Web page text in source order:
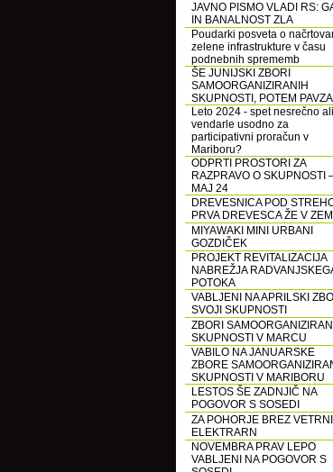
JAVNO PISMO VLADI RS:
IN BANALNOST ZLA
Poudarki posveta o
zelene infrastrukture v času
podnebnih sprememb
ŠE JUNIJSKI ZBORI
SAMOORGANIZIRANIH
SKUPNOSTI, POTEM PAVZA
Leto 2024 - spet nesrečno ali
vendarle usodno za
participativni proračun v
Mariboru?
ODPRTI PROSTORI ZA
RAZPRAVO O SKUPNOSTI
MAJ 24
DREVESNICA POD
PRVA DREVESCA ŽE V
MIYAWAKI MINI URBANI
GOZDIČEK
PROJEKT REVITALIZACIJA
NABREŽJA
POTOKA
VABLJENI NA APRILSKI
SVOJI SKUPNOSTI
ZBORI
SKUPNOSTI V MARCU
VABILO NA JANUARSKE
ZBORE
SKUPNOSTI V MARIBORU
LESTOS ŠE ZADNJIČ NA
POGOVOR S SOSEDI
ZA POHORJE BREZ
ELEKTRARN
NOVEMBRA PRAV LEPO
VABLJENI NA POGOVOR S